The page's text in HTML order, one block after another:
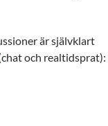
är självklart
och realtidsprat):